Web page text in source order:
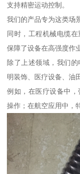
支持精密运动控制。
我们的产品专为这类场
同时，工程机械电缆
保障了设备在高强度作
除了上述领域，我们
明装饰、医疗设备、油
例如，在医疗设备中
操作；在航空应用中，